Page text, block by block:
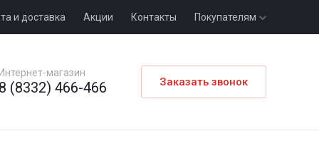
и доставка Акции Контакты Покупателям
Интернет-магазин
8 (8332) 466-466 Заказать звонок